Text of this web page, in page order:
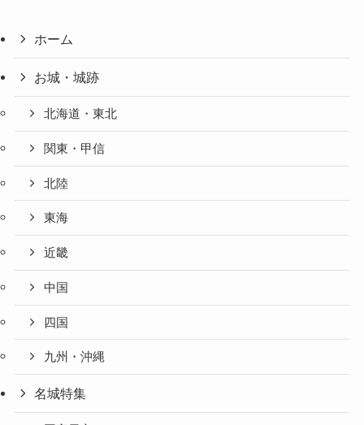
ホーム
お城・城跡
北海道・東北
関東・甲信
北陸
東海
近畿
中国
四国
九州・沖縄
名城特集